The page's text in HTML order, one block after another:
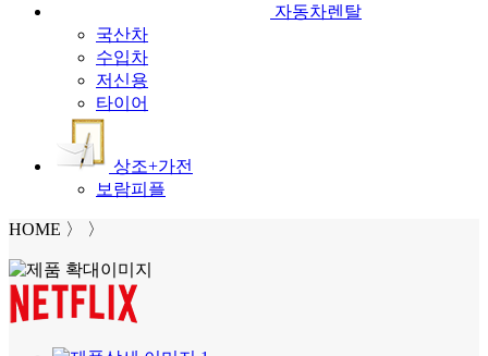
자동차렌탈
국산차
수입차
저신용
타이어
상조+가전
보람피플
HOME 〉 〉